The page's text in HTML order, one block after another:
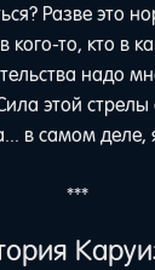
Разве это
кого-то, кто в
надо
этой стрелы
в самом деле,
***